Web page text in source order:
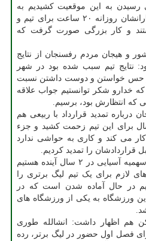
به این موقعیت کشیدیم به
صورتی که آقای ربیعی و همکارانشان روزانه ۲۰ ساعت برای تیم و
و کار بزرگی صورت گرفت که
و هیجان مردم رفسنجان از نتایج
نتایج تیم سبب شده بود در شهر
حس خواستن و دوست داشتن نسبت
خدارو شکر توانستیم جواب علاقه
که انتظارش بود، برسیم.
تمدید قرارداد با ربیعی هم
برای این تیم زحمت کشید و جزء
می کند و کاری به حواشی ندارد
قراردادشان را تمدید کردیم.
وی با اشاره به اینکه به دنبال سهمیه آسیایی در ۲ سال آینده هستیم
لازم برای یک تیم لیگ برتری را
در حال آماده شدن است که در
ورزشگاه به یکی از ورزشگاه های
هم اظهار داشت: انشالله طوری
فصل اول حضور در لیگ برتر، رده